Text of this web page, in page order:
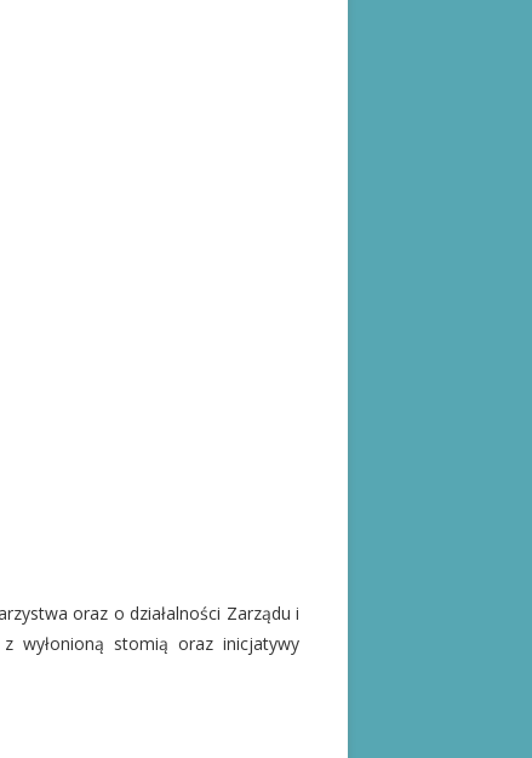
oraz o działalności Zarządu i
wyłonioną stomią oraz inicjatywy